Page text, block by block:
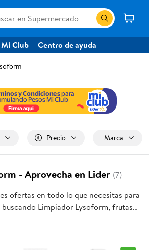
Mi Club Centro de ayuda
Precio Marca
- Aprovecha en Lider (7)
ofertas en todo lo que necesitas para
buscando Limpiador Lysoform, frutas
productos para el hogar, aquí lo